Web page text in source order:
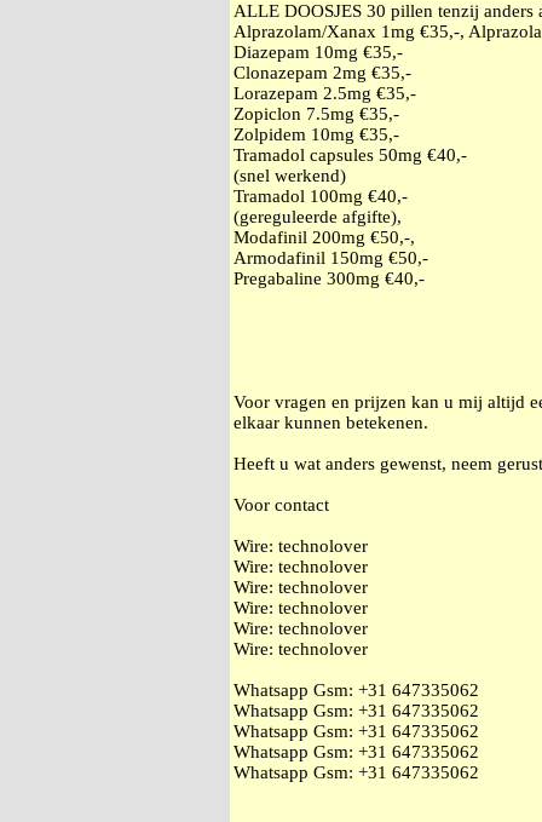
ALLE DOOSJES 30 pillen tenzij anders
Alprazolam/Xanax 1mg €35,-,
Diazepam 10mg €35,-
Clonazepam 2mg €35,-
Lorazepam 2.5mg €35,-
Zopiclon 7.5mg €35,-
Zolpidem 10mg €35,-
Tramadol capsules 50mg €40,-
(snel werkend)
Tramadol 100mg €40,-
(gereguleerde afgifte),
Modafinil 200mg €50,-,
Armodafinil 150mg €50,-
Pregabaline 300mg €40,-
Voor vragen en prijzen kan u mij altijd
elkaar kunnen betekenen.
Heeft u wat anders gewenst, neem
Voor contact
Wire: technolover
Wire: technolover
Wire: technolover
Wire: technolover
Wire: technolover
Wire: technolover
Whatsapp Gsm: ‭+31 647335062
Whatsapp Gsm: ‭+31 647335062
Whatsapp Gsm: ‭+31 647335062
Whatsapp Gsm: ‭+31 647335062
Whatsapp Gsm: ‭+31 647335062